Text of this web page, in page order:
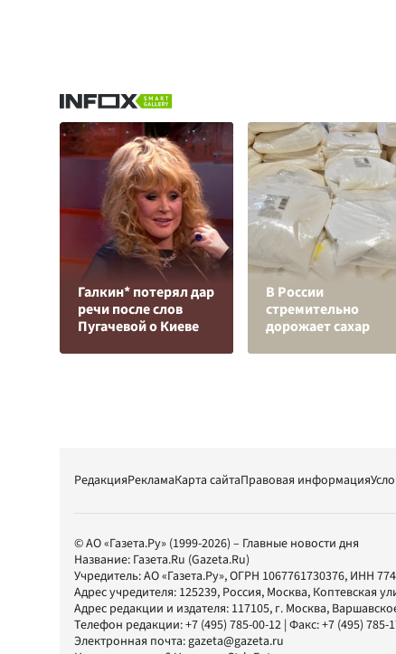
Галкин* потерял дар
речи после слов
Пугачевой о Киеве
В России
стремительно
дорожает сахар
РедакцияРекламаКарта сайтаПравовая информация
© АО «Газета.Ру» (1999-2026) – Главные новости дня
Название: Газета.Ru (Gazeta.Ru)
Учредитель:АО «Газета.Ру», ОГРН 1067761730376, ИНН
Адрес учредителя: 125239, Россия, Москва, Коптевская
Адрес редакции и издателя: 117105, г. Москва,
Телефон редакции:+7 (495) 785-00-12 | Факс:+7 (495) 785-
Электронная почта:gazeta@gazeta.ru